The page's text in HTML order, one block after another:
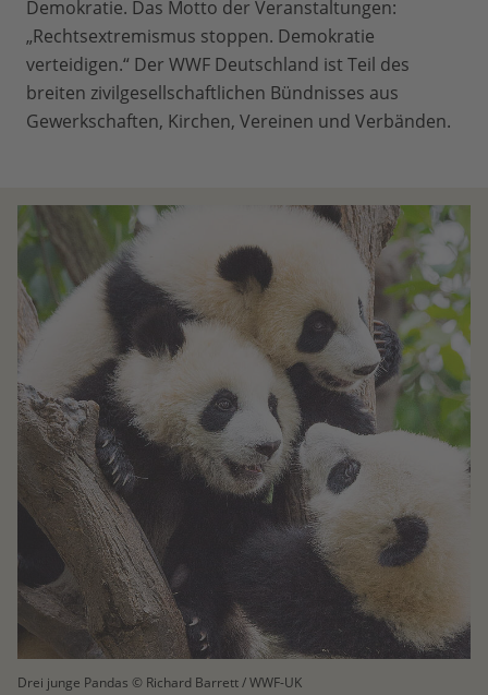
Demokratie. Das Motto der Veranstaltungen:
„Rechtsextremismus stoppen. Demokratie
verteidigen.“ Der WWF Deutschland ist Teil des
breiten zivilgesellschaftlichen Bündnisses aus
Gewerkschaften, Kirchen, Vereinen und Verbänden.
Drei junge Pandas © Richard Barrett / WWF-UK